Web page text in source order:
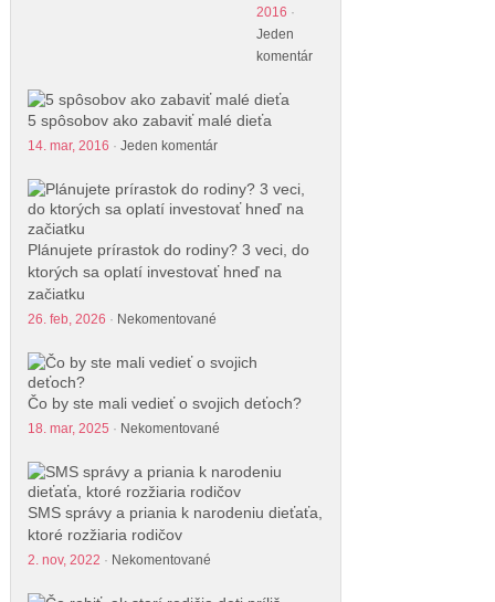
2016 ·
Jeden
komentár
5 spôsobov ako zabaviť malé dieťa
14. mar, 2016 · Jeden komentár
Plánujete prírastok do rodiny? 3 veci, do
ktorých sa oplatí investovať hneď na
začiatku
26. feb, 2026 · Nekomentované
Čo by ste mali vedieť o svojich deťoch?
18. mar, 2025 · Nekomentované
SMS správy a priania k narodeniu dieťaťa,
ktoré rozžiaria rodičov
2. nov, 2022 · Nekomentované